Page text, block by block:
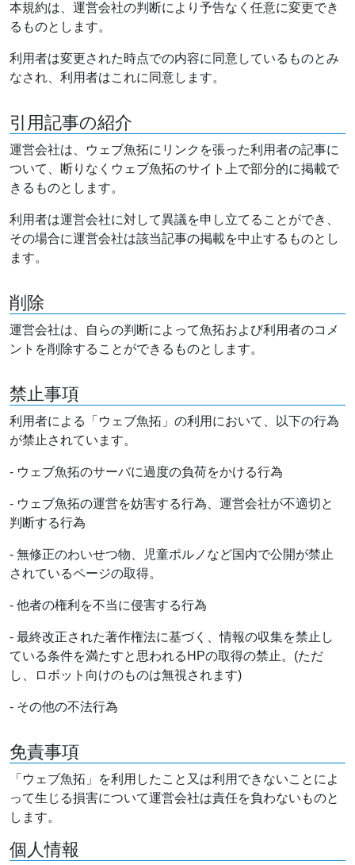
本規約は、運営会社の判断により予告なく任意に変更でき
るものとします。
利用者は変更された時点での内容に同意しているものとみ
なされ、利用者はこれに同意します。
引用記事の紹介
運営会社は、ウェブ魚拓にリンクを張った利用者の記事に
ついて、断りなくウェブ魚拓のサイト上で部分的に掲載で
きるものとします。
利用者は運営会社に対して異議を申し立てることができ、
その場合に運営会社は該当記事の掲載を中止するものとし
ます。
削除
運営会社は、自らの判断によって魚拓および利用者のコメ
ントを削除することができるものとします。
禁止事項
利用者による「ウェブ魚拓」の利用において、以下の行為
が禁止されています。
- ウェブ魚拓のサーバに過度の負荷をかける行為
- ウェブ魚拓の運営を妨害する行為、運営会社が不適切と
判断する行為
- 無修正のわいせつ物、児童ポルノなど国内で公開が禁止
されているページの取得。
- 他者の権利を不当に侵害する行為
- 最終改正された著作権法に基づく、情報の収集を禁止し
ている条件を満たすと思われるHPの取得の禁止。(ただ
し、ロボット向けのものは無視されます)
- その他の不法行為
免責事項
「ウェブ魚拓」を利用したこと又は利用できないことによ
って生じる損害について運営会社は責任を負わないものと
します。
個人情報